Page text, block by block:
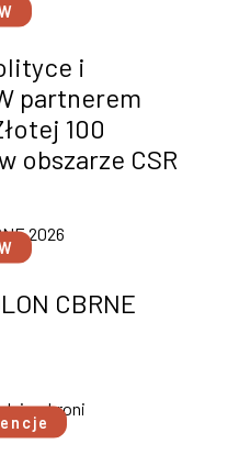
i
partnerem
100
obszarze CSR
CBRNE